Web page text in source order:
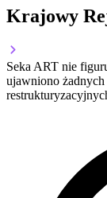
Krajowy
Seka ART nie
ujawniono żadnych